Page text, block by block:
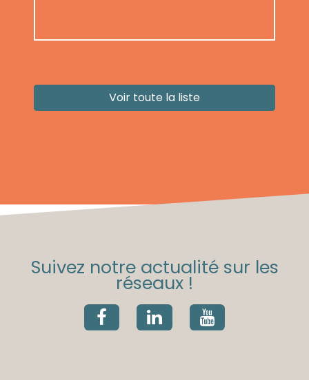
Voir toute la liste
Suivez notre actualité sur les
réseaux !